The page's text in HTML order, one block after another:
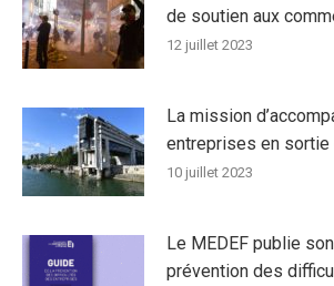
de soutien aux
12 juillet 2023
La mission
entreprises en sortie
10 juillet 2023
Le MEDEF publie
prévention des